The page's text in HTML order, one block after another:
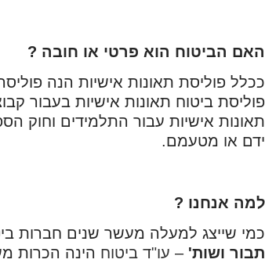
האם הביטוח הוא פרטי או חובה ?
ככלל פוליסת תאונות אישיות הנה
פוליסת ביטוח תאונות אישיות בעבור
תאונות אישיות עבור התלמידים וחוק
ידם או מטעמם.
למה אנחנו ?
כמי שייצג למעלה מעשר שנים חברות
תבור ושות' – עו"ד ביטוח הינה הכרות